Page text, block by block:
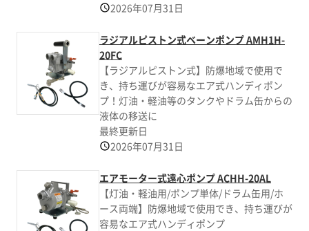
2026年07月31日
ラジアルピストン式ベーンポンプ AMH1H-
20FC
【ラジアルピストン式】防爆地域で使用で
き、持ち運びが容易なエア式ハンディポン
プ！灯油・軽油等のタンクやドラム缶からの
液体の移送に
最終更新日
2026年07月31日
エアモーター式遠心ポンプ ACHH-20AL
【灯油・軽油用/ポンプ単体/ドラム缶用/ホ
ース両端】防爆地域で使用でき、持ち運びが
容易なエア式ハンディポンプ